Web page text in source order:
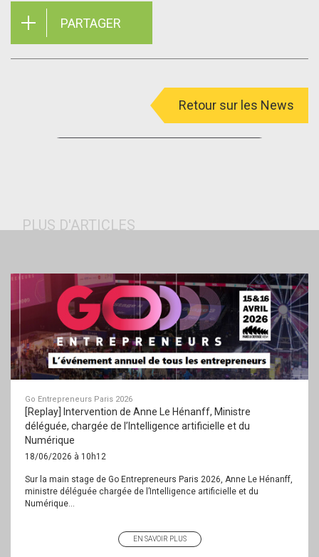
PARTAGER
Retour sur les News
PLUS D'ARTICLES
Go Entrepreneurs Paris 2026
[Replay] Intervention de Anne Le Hénanff, Ministre
déléguée, chargée de l’Intelligence artificielle et du
Numérique
18/06/2026 à 10h12
Sur la main stage de Go Entrepreneurs Paris 2026, Anne Le Hénanff,
ministre déléguée chargée de l’Intelligence artificielle et du
Numérique...
EN SAVOIR PLUS